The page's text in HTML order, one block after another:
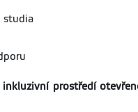
studia
prostředí